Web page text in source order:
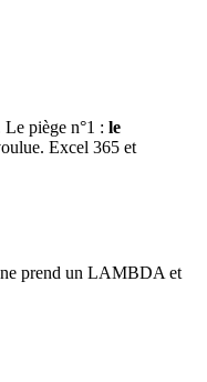
Le piège n°1 : le
Excel 365 et
prend un LAMBDA et